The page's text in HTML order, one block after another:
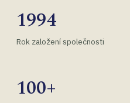
1994
Rok založení společnosti
100+